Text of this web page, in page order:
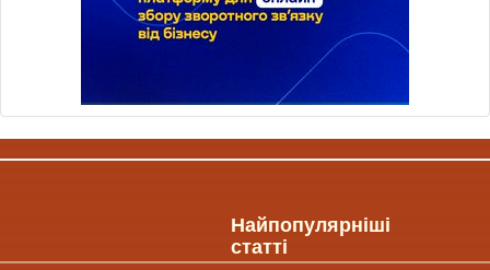
Найпопулярніші
статті